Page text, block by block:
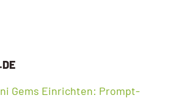
Gems Einrichten: Prompt-